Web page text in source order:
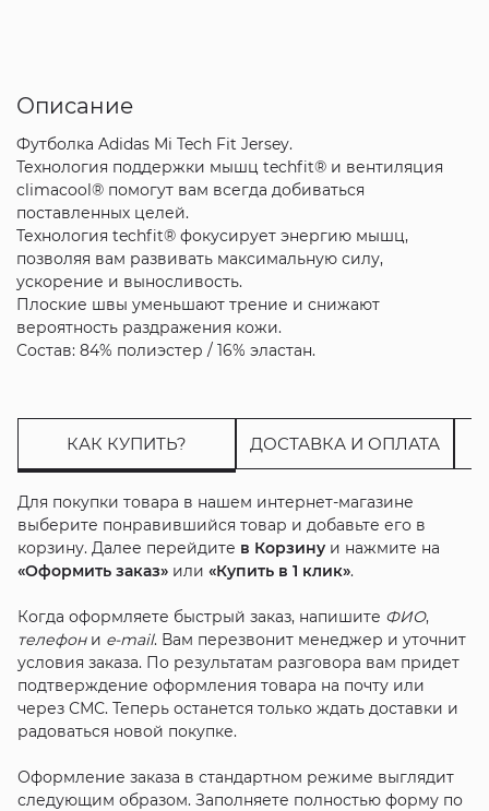
Описание
Футболка Adidas Mi Tech Fit Jersey.
Технология поддержки мышц techfit® и вентиляция
climacool® помогут вам всегда добиваться
поставленных целей.
Технология techfit® фокусирует энергию мышц,
позволяя вам развивать максимальную силу,
ускорение и выносливость.
Плоские швы уменьшают трение и снижают
вероятность раздражения кожи.
Состав: 84% полиэстер / 16% эластан.
КАК КУПИТЬ? ДОСТАВКА И ОПЛАТА
Для покупки товара в нашем интернет-магазине
выберите понравившийся товар и добавьте его в
корзину. Далее перейдите в Корзинуи нажмите на
«Оформить заказ»или «Купить в 1 клик».
Когда оформляете быстрый заказ, напишите ФИО,
телефони e-mail. Вам перезвонит менеджер и уточнит
условия заказа. По результатам разговора вам придет
подтверждение оформления товара на почту или
через СМС. Теперь останется только ждать доставки и
радоваться новой покупке.
Оформление заказа в стандартном режиме выглядит
следующим образом. Заполняете полностью форму по